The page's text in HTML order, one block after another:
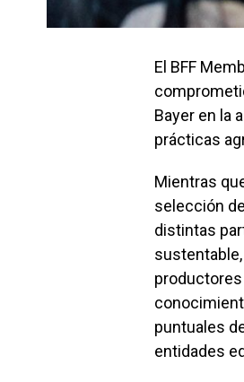
El BFF
Bayer en la
prácticas
Mientras
selección
distintas
puntuales
entidades